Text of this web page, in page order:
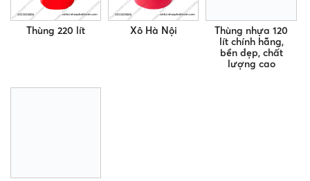
Thùng 220 lít Xô Hà Nội
Thùng nhựa 120
lít chính hãng,
bền đẹp, chất
lượng cao